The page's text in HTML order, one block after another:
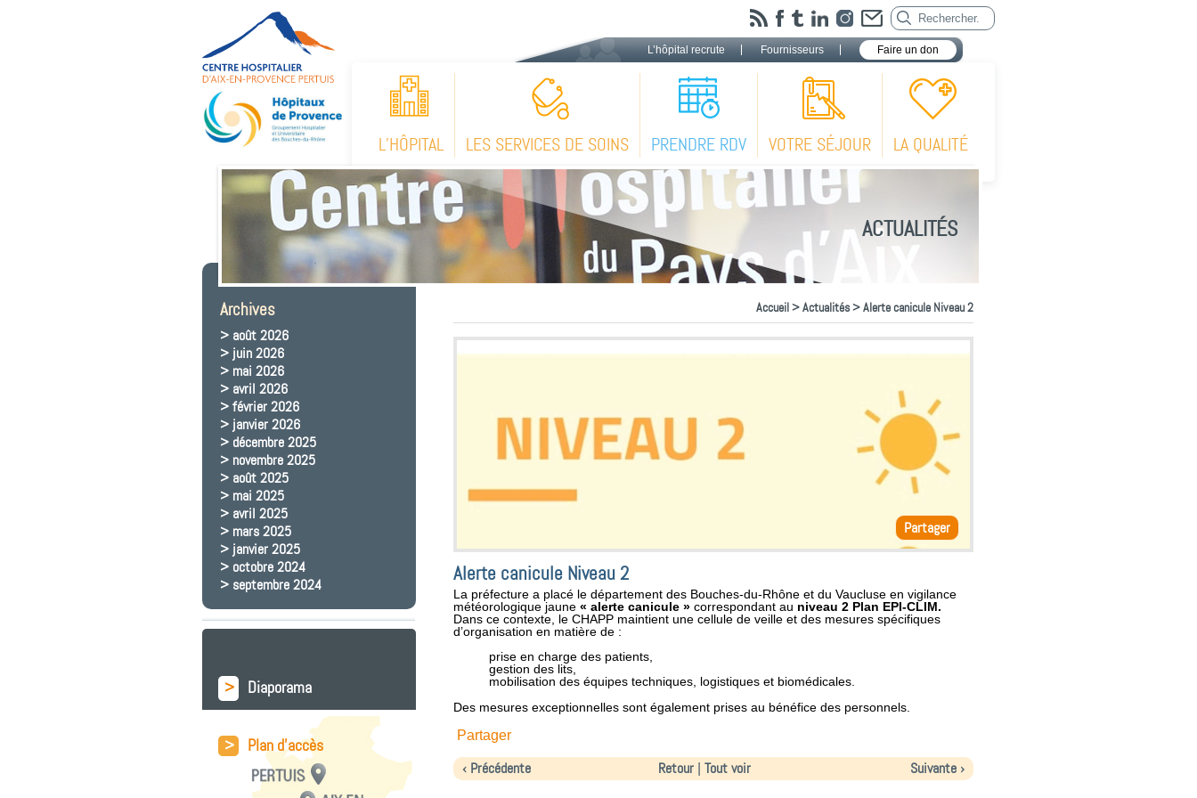
L’hôpital recrute Fournisseurs Faire un don
L’HÔPITAL LES SERVICES DE SOINS PRENDRE RDV VOTRE SÉJOUR LA QUALITÉ
ACTUALITÉS
Archives
août 2026
juin 2026
mai 2026
avril 2026
février 2026
janvier 2026
décembre 2025
novembre 2025
août 2025
mai 2025
avril 2025
mars 2025
janvier 2025
octobre 2024
septembre 2024
> Diaporama
> Plan d'accès
Accueil>Actualités> Alerte canicule Niveau 2
Partager
Alerte canicule Niveau 2
La préfecture a placé le département des Bouches-du-Rhône et du Vaucluse en vigilance
météorologique jaune « alerte canicule » correspondant au niveau 2 Plan EPI-CLIM.
Dans ce contexte, le CHAPP maintient une cellule de veille et des mesures spécifiques
d’organisation en matière de :
prise en charge des patients,
gestion des lits,
mobilisation des équipes techniques, logistiques et biomédicales.
Des mesures exceptionnelles sont également prises au bénéfice des personnels.
Partager
Retour Tout voir
‹ Précédente Suivante ›